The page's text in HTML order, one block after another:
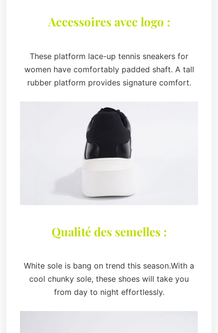
Accessoires avec logo :
These platform lace-up tennis sneakers for
women have comfortably padded shaft. A tall
rubber platform provides signature comfort.
Qualité des semelles :
White sole is bang on trend this season.With a
cool chunky sole, these shoes will take you
from day to night effortlessly.